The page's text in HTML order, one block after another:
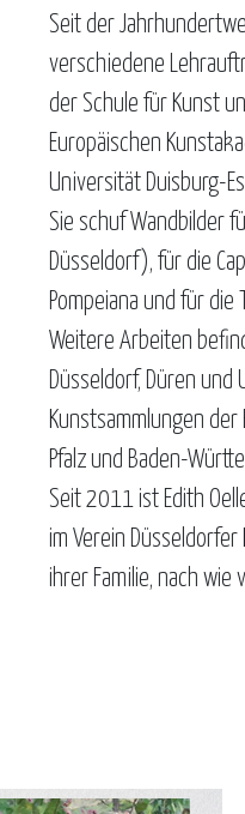
Seit der
verschiedene
der Schule für Kunst
Europäischen
Universität Duisburg-
Sie schuf Wandbilder
Düsseldorf), für die
Pompeiana und für
Weitere Arbeiten
Düsseldorf, Düren und
Kunstsammlungen der
Pfalz und Baden-
Seit 2011 ist Edith
im Verein
ihrer Familie, nach wie